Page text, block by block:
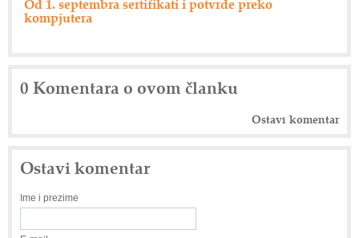
kompjutera
0 Komentara o ovom članku
Ostavi komentar
Ostavi komentar
Ime i prezime